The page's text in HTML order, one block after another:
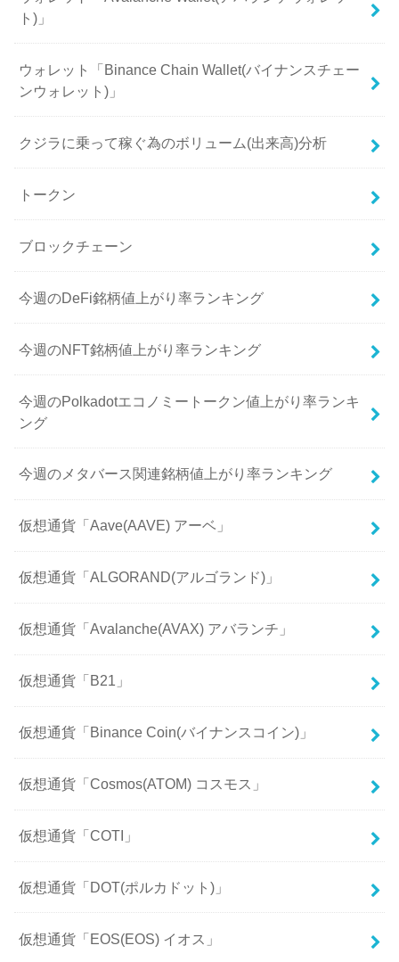
ト)」
ウォレット「Binance Chain Wallet(バイナンスチェー
ンウォレット)」
クジラに乗って稼ぐ為のボリューム(出来高)分析
トークン
ブロックチェーン
今週のDeFi銘柄値上がり率ランキング
今週のNFT銘柄値上がり率ランキング
今週のPolkadotエコノミートークン値上がり率ランキ
ング
今週のメタバース関連銘柄値上がり率ランキング
仮想通貨「Aave(AAVE) アーベ」
仮想通貨「ALGORAND(アルゴランド)」
仮想通貨「Avalanche(AVAX) アバランチ」
仮想通貨「B21」
仮想通貨「Binance Coin(バイナンスコイン)」
仮想通貨「Cosmos(ATOM) コスモス」
仮想通貨「COTI」
仮想通貨「DOT(ポルカドット)」
仮想通貨「EOS(EOS) イオス」